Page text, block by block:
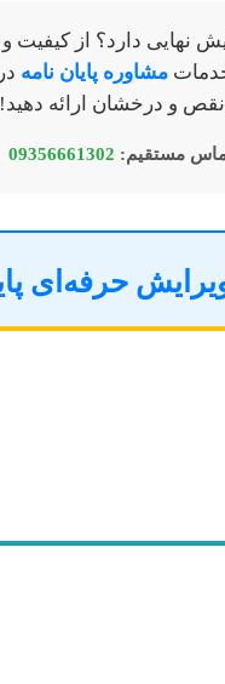
نهایی دارد؟ از
مشاوره پایان نامه
و درخشان ارائه دهید!
مستقیم: 09356661302
حرفه‌ای